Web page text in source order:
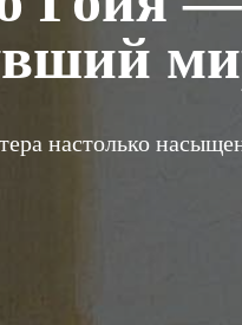
настолько